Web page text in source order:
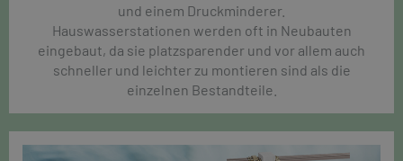
und einem Druckminderer.
Hauswasserstationen werden oft in Neubauten
eingebaut, da sie platzsparender und vor allem auch
schneller und leichter zu montieren sind als die
einzelnen Bestandteile.